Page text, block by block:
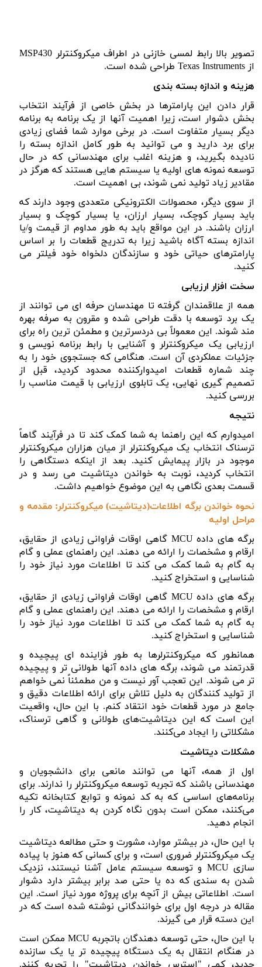
تصویر بالا رابط لمسی خازنی در اطراف میکروکنترلر MSP430
از Texas Instruments طراحی شده است.
هزینه و اندازه بسته بندی
قرار دادن این پارامترها در بخش خاصی از فرآیند انتخاب
بخش دشوار است، زیرا اهمیت آنها از یک برنامه به برنامه
دیگر بسیار متفاوت است. در برخی موارد شما فضای زیادی
برای برد دارید و می توانید به طور کامل اندازه بسته را
نادیده بگیرید، و هزینه اغلب برای مهندسانی که در حال
توسعه نمونه های اولیه یا سیستم هایی هستند که هرگز در
مقادیر زیاد تولید نمی شوند، بی اهمیت است.
از سوی دیگر، محصولات الکترونیکی متعددی وجود دارند که
باید بسیار کوچک، بسیار ارزان، یا بسیار کوچک و بسیار
ارزان باشند. در این مواقع باید به طور مداوم از قیمت و/یا
اندازه بسته آگاه باشید زیرا به تدریج قطعات را بر اساس
پارامترهای حیاتی خود و سازندگان دلخواه خود فیلتر می
کنید.
سخت افزار ارزیابی
همه از علاقمندان گرفته تا مهندسان حرفه ای می توانند از
یک برد توسعه با دقت طراحی شده و مقرون به صرفه بهره
مند شوند. این معمولاً بی دردسرترین و مطمئن ترین راه برای
ارزیابی یک میکروکنترلر و آشنایی با رابط برنامه نویسی و
جزئیات عملکردی آن است. هنگامی که جستجوی خود را به
چند شماره قطعات امیدوارکننده محدود کردید، قبل از
تصمیم گیری نهایی، یک تابلوی ارزیابی با قیمت مناسب را
بررسی کنید.
نتیجه
امیدوارم که این راهنما به شما کمک کند تا در فرآیند گاهاً
ترسناک انتخاب یک میکروکنترلر از میان هزاران میکروکنترلر
موجود در بازار پیمایش کنید. بعد از اینکه دستگاهی را
انتخاب کردید، نوبت به خواندن دیتاشیت می رسد و در
قسمت بعدی نگاهی به این موضوع خواهیم داشت.
نحوه خواندن برگه اطلاعات(دیتاشیت) میکروکنترلر: مقدمه و
مراحل اولیه
برگه های دادهMCU گاهی اوقات فراوانی زیادی از حقایق،
ارقام و مشخصات را ارائه می دهند. این راهنمای عملی و گام
به گام به شما کمک می کند تا اطلاعات مورد نیاز خود را
شناسایی و استخراج کنید.
برگه های دادهMCU گاهی اوقات فراوانی زیادی از حقایق،
ارقام و مشخصات را ارائه می دهند. این راهنمای عملی و گام
به گام به شما کمک می کند تا اطلاعات مورد نیاز خود را
شناسایی و استخراج کنید.
همانطور که میکروکنترلرها به طور فزاینده ای پیچیده و
قدرتمند می شوند، برگه های داده آنها طولانی تر و پیچیده
تر می شوند. این تعجب آور نیست و من مطمئناً نمی خواهم
از تولید کنندگان به دلیل تلاش برای ارائه اطلاعات دقیق و
جامع در مورد قطعات خود انتقاد کنم. با این حال، واقعیت
این است که این دیتاشیت‌های طولانی و گاهی ترسناک،
مشکلاتی را ایجاد می‌کنند.
مشکلات دیتاشیت
اول از همه، آنها می توانند مانعی برای دانشجویان و
مهندسانی باشند که تجربه توسعه میکروکنترلر را ندارند. برای
برنامه‌های اساسی که به کد نمونه و توابع کتابخانه تکیه
می‌کنند، ممکن است بدون نگاه کردن به دیتاشیت، کار را
انجام دهید.
با این حال، در بیشتر موارد، مشورت و حتی مطالعه دیتاشیت
یک میکروکنترلر ضروری است، و برای کسانی که هنوز با پیاده
سازیMCU و توسعه سیستم عامل آشنا نیستند، نزدیک
شدن به سندی که ده یا حتی صد برابر بیشتر دارد دشوار
است. اطلاعاتی بیش از آنچه برای پروژه مورد نیاز است. این
مقاله در درجه اول برای خوانندگانی نوشته شده است که در
این دسته قرار می گیرند.
با این حال، حتی توسعه دهندگان باتجربه MCUممکن است
در هنگام انتقال به یک دستگاه پیچیده تر یا یک سازنده